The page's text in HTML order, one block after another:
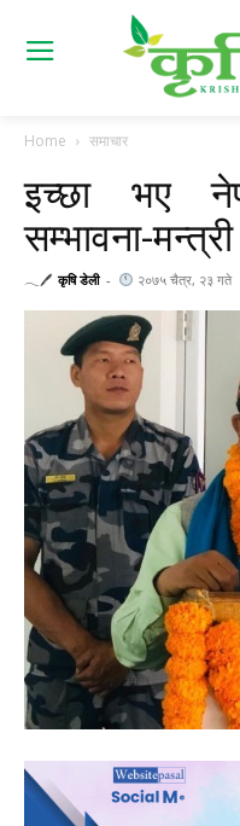
Home समाचार
इच्छा भए
सम्भावना-
𓂃🖊 कृषि डेली - २०७५ चैत्र, २३ गते